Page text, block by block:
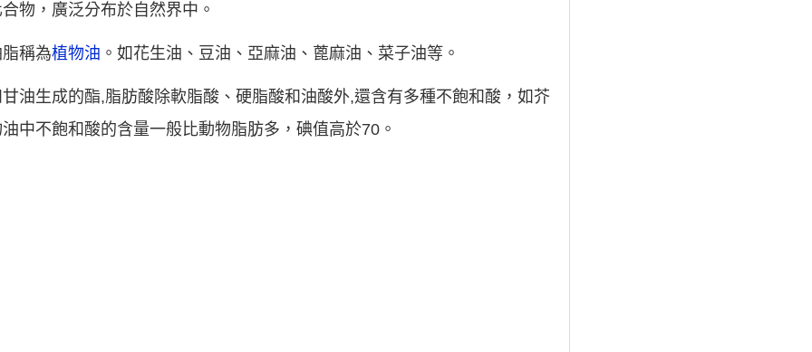
物，廣泛分布於自然界中。
稱為植物油 。如花生油、豆油、亞麻油、蓖麻油、菜子油等。
油生成的酯,脂肪酸除軟脂酸、硬脂酸和油酸外,還含有多種不飽和酸，如芥
中不飽和酸的含量一般比動物脂肪多，碘值高於70。